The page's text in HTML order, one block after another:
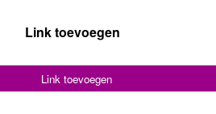
Link toevoegen
Link toevoegen